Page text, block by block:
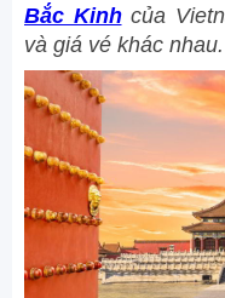
Bắc Kinhcủa
và giá vé khác nhau.